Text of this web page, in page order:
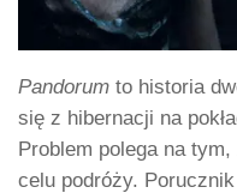
Pandorum to historia
się z hibernacji na
Problem polega na
celu podróży.